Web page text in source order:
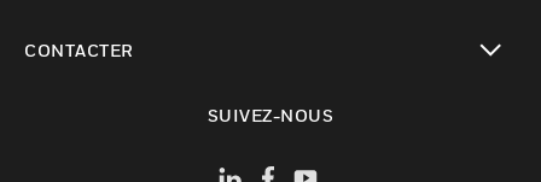
CONTACTER
SUIVEZ-NOUS